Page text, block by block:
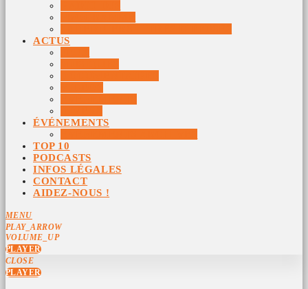
ACTUS
ÉVÉNEMENTS
TOP 10
PODCASTS
INFOS LÉGALES
CONTACT
AIDEZ-NOUS !
MENU
PLAY_ARROW
VOLUME_UP
PLAYER
CLOSE
PLAYER